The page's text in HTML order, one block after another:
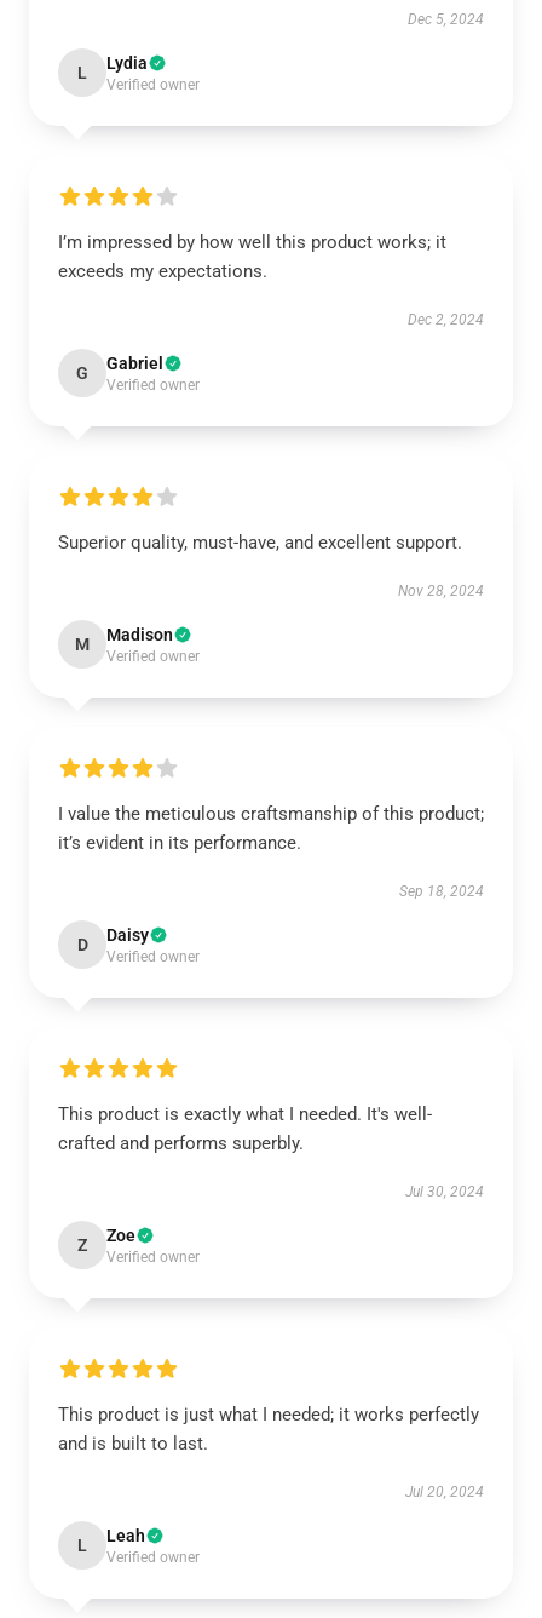
Dec 5, 2024
L Lydia
Verified owner
I’m impressed by how well this product works; it
exceeds my expectations.
Dec 2, 2024
G Gabriel
Verified owner
Superior quality, must-have, and excellent support.
Nov 28, 2024
M Madison
Verified owner
I value the meticulous craftsmanship of this product;
it’s evident in its performance.
Sep 18, 2024
D Daisy
Verified owner
This product is exactly what I needed. It's well-
crafted and performs superbly.
Jul 30, 2024
Z Zoe
Verified owner
This product is just what I needed; it works perfectly
and is built to last.
Jul 20, 2024
L Leah
Verified owner